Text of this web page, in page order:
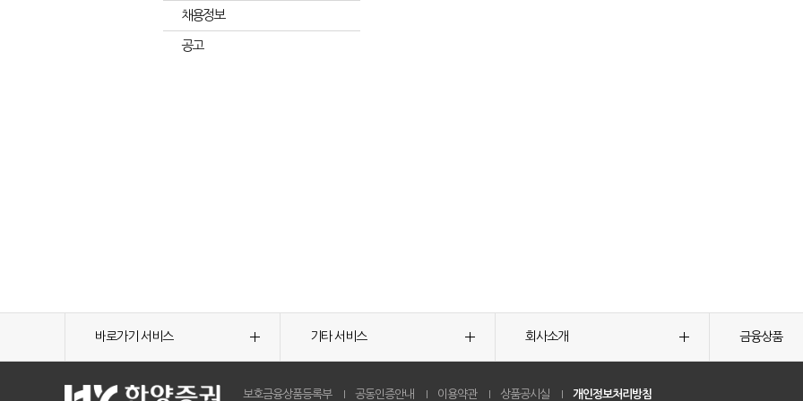
채용정보
공고
바로가기 서비스 기타 서비스 회사소개 금융상품
보호금융상품등록부 공동인증안내 이용약관 상품공시실 개인정보처리방침